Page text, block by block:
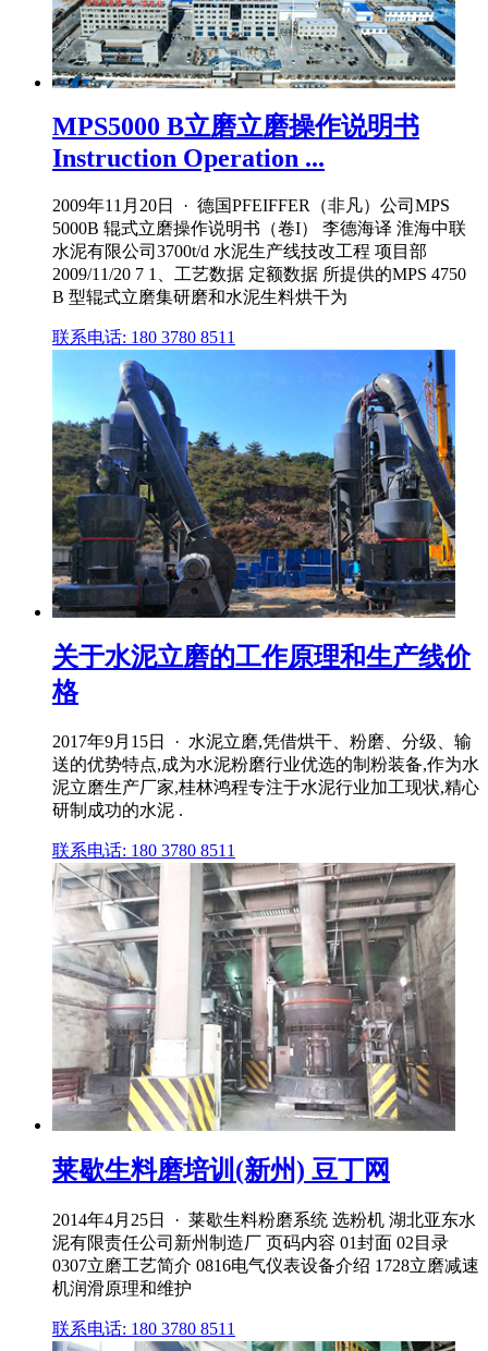
MPS5000 B立磨立磨操作说明书
Instruction Operation ...
2009年11月20日 · 德国PFEIFFER（非凡）公司MPS
5000B 辊式立磨操作说明书（卷I） 李德海译 淮海中联
水泥有限公司3700t/d 水泥生产线技改工程 项目部
2009/11/20 7 1、工艺数据 定额数据 所提供的MPS 4750
B 型辊式立磨集研磨和水泥生料烘干为
联系电话: 180 3780 8511
关于水泥立磨的工作原理和生产线价
格
2017年9月15日 · 水泥立磨,凭借烘干、粉磨、分级、输
送的优势特点,成为水泥粉磨行业优选的制粉装备,作为水
泥立磨生产厂家,桂林鸿程专注于水泥行业加工现状,精心
研制成功的水泥 .
联系电话: 180 3780 8511
莱歇生料磨培训(新州) 豆丁网
2014年4月25日 · 莱歇生料粉磨系统 选粉机 湖北亚东水
泥有限责任公司新州制造厂 页码内容 01封面 02目录
0307立磨工艺简介 0816电气仪表设备介绍 1728立磨减速
机润滑原理和维护
联系电话: 180 3780 8511